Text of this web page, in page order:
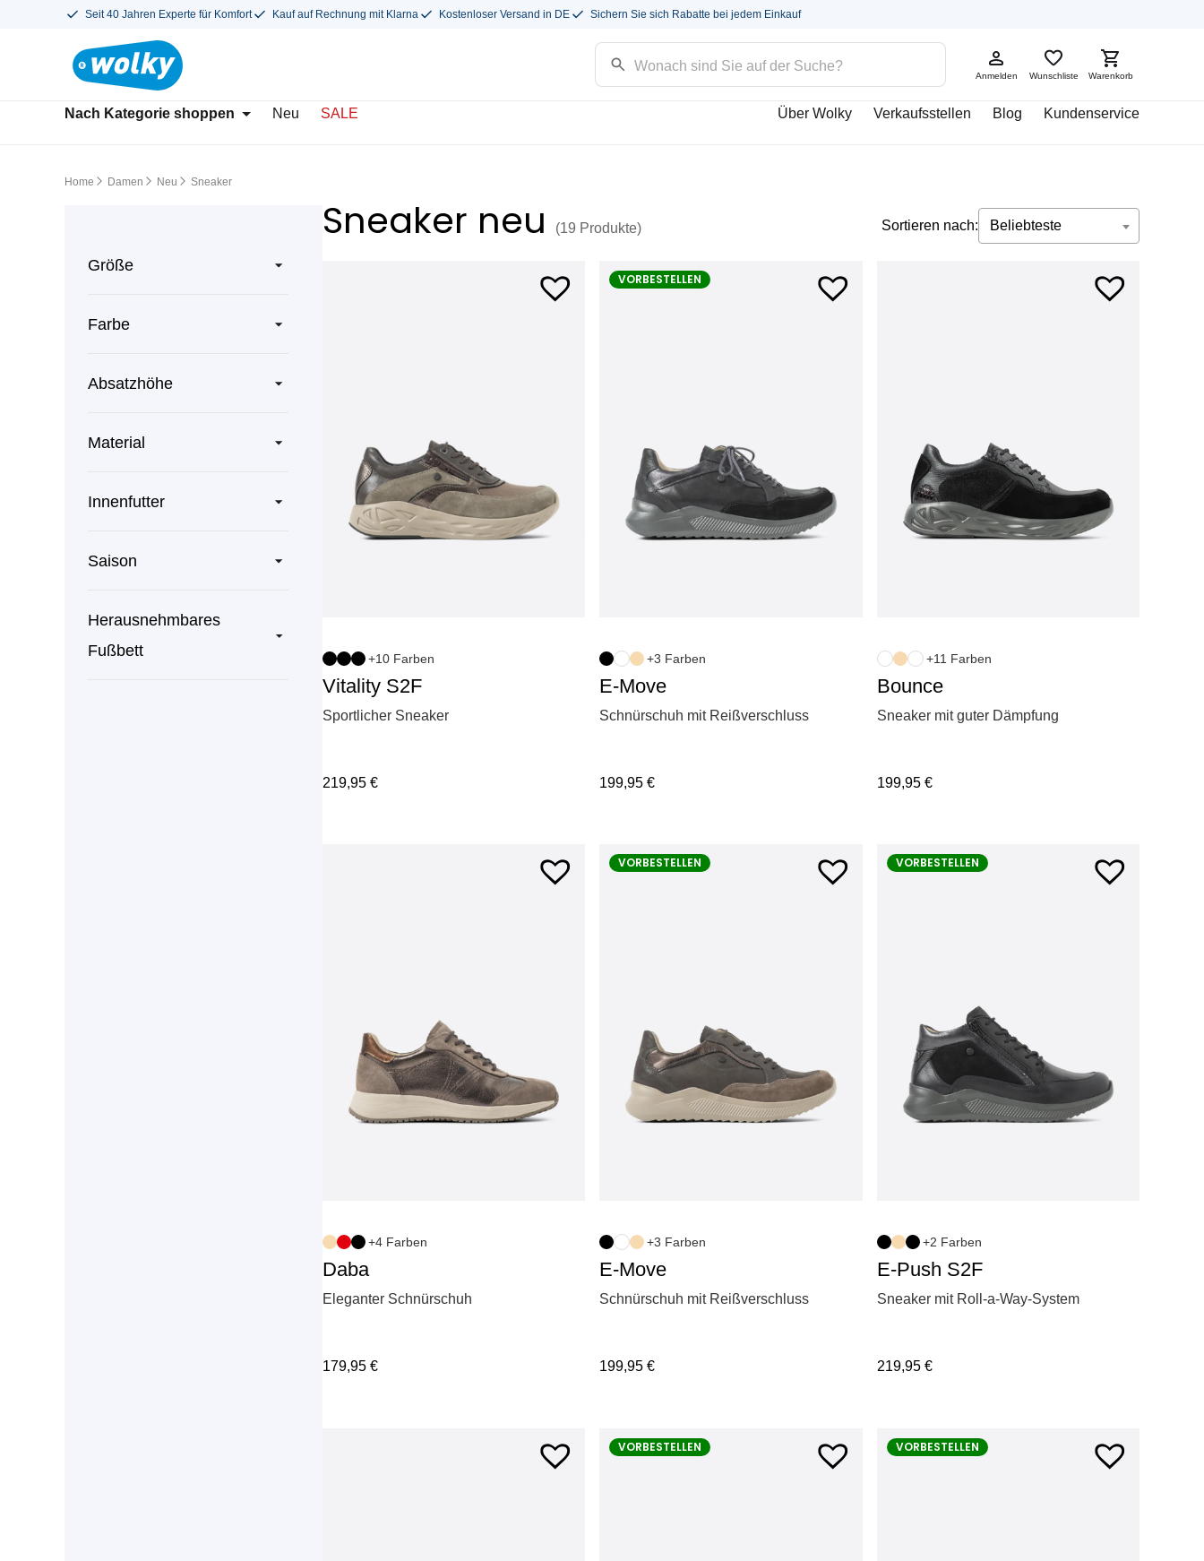
Seit 40 Jahren Experte für Komfort Kauf auf Rechnung mit Klarna Kostenloser Versand in DE Sichern Sie sich Rabatte bei jedem Einkauf
Anmelden Wunschliste Warenkorb
Nach Kategorie shoppen Neu SALE Über Wolky Verkaufsstellen Blog Kundenservice
Home Damen Neu Sneaker
Größe
Farbe
Absatzhöhe
Material
Innenfutter
Saison
Herausnehmbares
Fußbett
Sneaker neu (19 Produkte) Sortieren nach: Beliebteste
+10 Farben
Vitality S2F
Sportlicher Sneaker
219,95 €
VORBESTELLEN
+3 Farben
E-Move
Schnürschuh mit Reißverschluss
199,95€
+11 Farben
Bounce
Sneaker mit guter Dämpfung
199,95 €
+4 Farben
Daba
Eleganter Schnürschuh
179,95 €
VORBESTELLEN
+3 Farben
E-Move
Schnürschuh mit Reißverschluss
199,95€
VORBESTELLEN
+2 Farben
E-Push S2F
Sneaker mit Roll-a-Way-System
219,95 €
VORBESTELLEN VORBESTELLEN